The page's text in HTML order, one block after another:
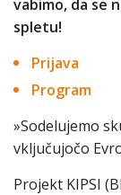
vabimo, da se
spletu!
Prijava
Program
»Sodelujemo
vključujočo
Projekt KIPSI